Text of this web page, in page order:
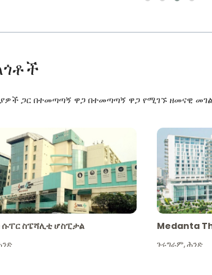
ጋር በተመጣጣኝ ዋጋ በተመጣጣኝ ዋጋ የሚገኙ ዘመናዊ
ስፔሻሊቲ ሆስፒታል Medanta
ጉሩግራም,ሕንድ